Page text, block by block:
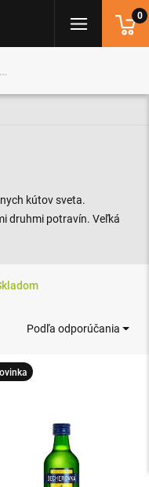
kútov sveta.
druhmi potravín. Veľká
znamenajú existenciu
chuť.
Podľa odporúčania
0